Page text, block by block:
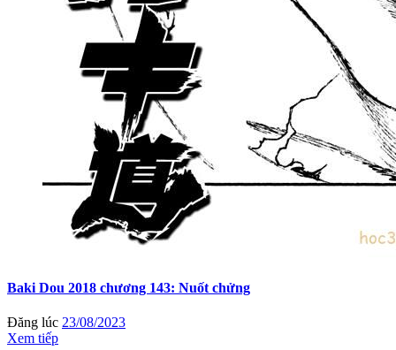
Baki Dou 2018 chương 143: Nuốt chửng
Đăng lúc 23/08/2023
Xem tiếp